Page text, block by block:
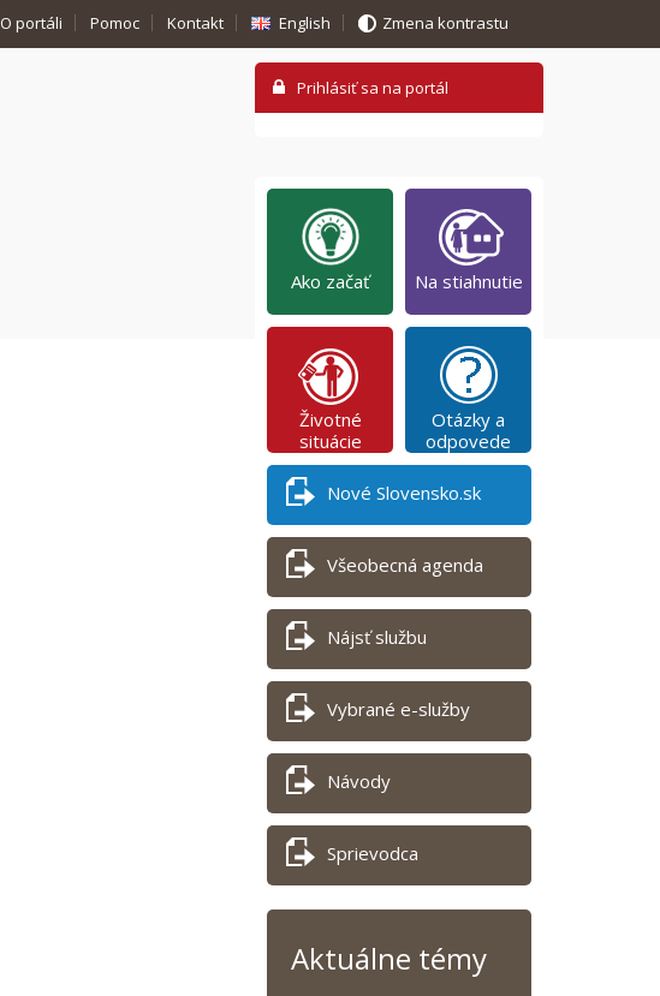
O portáli Pomoc Kontakt English Zmena kontrastu
Ako začať Na stiahnutie
Životné
situácie
Otázky a
odpovede
Nové Slovensko.sk
Všeobecná agenda
Nájsť službu
Vybrané e-služby
Návody
Sprievodca
Aktuálne témy